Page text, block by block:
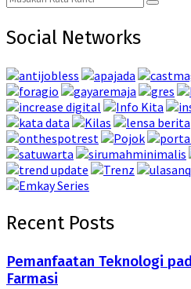
for:
Search
Social Networks
Recent Posts
Pemanfaatan Teknologi
Farmasi